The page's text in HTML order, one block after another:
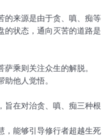
的来源是由于贪、嗔、痴等
的状态，通向灭苦的道路是
乘则关注众生的解脱。
他人觉悟。
旨在对治贪、嗔、痴三种根
，能够引导修行者超越生死